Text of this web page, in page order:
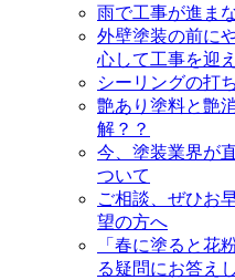
雨で工事が進ま
外壁塗装の前に
心して工事を迎
シーリングの打
艶あり塗料と艶
解？？
今、塗装業界が
ついて
ご相談、ぜひお
望の方へ
「春に塗ると花
る疑問にお答え